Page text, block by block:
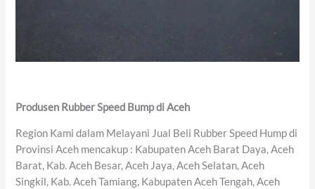
Produsen Rubber Speed Bump di Aceh
Region Kami dalam Melayani Jual Beli Rubber Speed Hump di
Provinsi Aceh mencakup : Kabupaten Aceh Barat Daya, Aceh
Barat, Kab. Aceh Besar, Aceh Jaya, Aceh Selatan, Aceh
Singkil, Kab. Aceh Tamiang, Kabupaten Aceh Tengah, Aceh